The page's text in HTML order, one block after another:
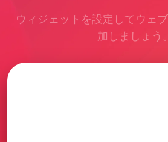
ウィジェットを設定してウェ
加しましょう。